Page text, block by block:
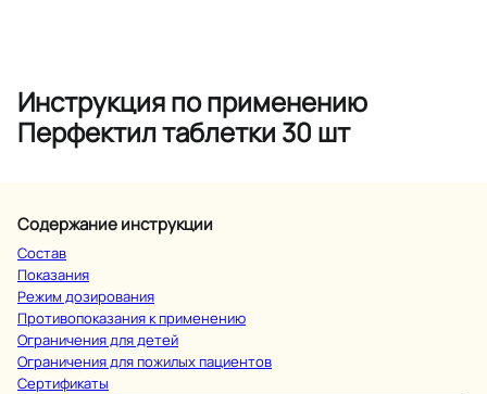
Инструкция по применению
Перфектил таблетки 30 шт
Содержание инструкции
Состав
Показания
Режим дозирования
Противопоказания к применению
Ограничения для детей
Ограничения для пожилых пациентов
Сертификаты